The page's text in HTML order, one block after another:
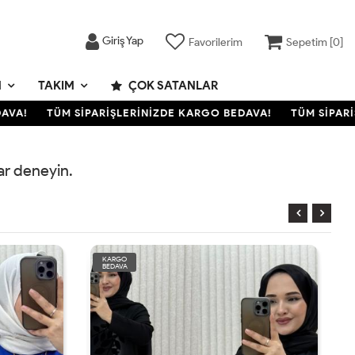
Giriş Yap Favorilerim Sepetim [0]
TAKIM ÇOK SATANLAR
TÜM SİPARİŞLERİNİZDE KARGO BEDAVA! TÜM
deneyin.
KARGO
BEDAVA